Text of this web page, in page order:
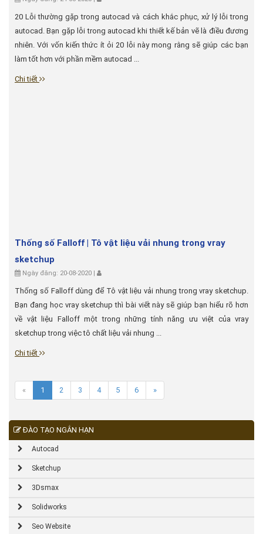
20 Lỗi thường gặp trong autocad và cách khắc phục, xử lý lỗi trong
autocad. Bạn gặp lỗi trong autocad khi thiết kế bản vẽ là điều đương
nhiên. Với vốn kiến thức ít ỏi 20 lỗi này mong rằng sẽ giúp các bạn
làm tốt hơn với phần mềm autocad ...
Chi tiết
Thống số Falloff | Tô vật liệu vải nhung trong vray
sketchup
Ngày đăng: 20-08-2020 |
Thống số Falloff dùng để Tô vật liệu vải nhung trong vray sketchup.
Bạn đang học vray sketchup thì bài viết này sẽ giúp bạn hiểu rõ hơn
về vật liệu Falloff một trong những tính năng ưu việt của vray
sketchup trong việc tô chất liệu vải nhung ...
Chi tiết
« 1 2 3 4 5 6 »
ĐÀO TẠO NGẮN HẠN
Autocad
Sketchup
3Dsmax
Solidworks
Seo Website